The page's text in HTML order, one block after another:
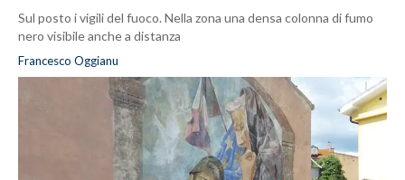
Sul posto i vigili del fuoco. Nella zona una densa colonna di fumo
nero visibile anche a distanza
Francesco Oggianu